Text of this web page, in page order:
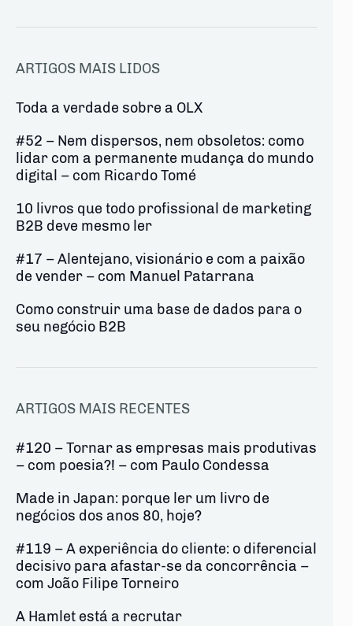
ARTIGOS MAIS LIDOS
Toda a verdade sobre a OLX
#52 – Nem dispersos, nem obsoletos: como
lidar com a permanente mudança do mundo
digital – com Ricardo Tomé
10 livros que todo profissional de marketing
B2B deve mesmo ler
#17 – Alentejano, visionário e com a paixão
de vender – com Manuel Patarrana
Como construir uma base de dados para o
seu negócio B2B
ARTIGOS MAIS RECENTES
#120 – Tornar as empresas mais produtivas
– com poesia?! – com Paulo Condessa
Made in Japan: porque ler um livro de
negócios dos anos 80, hoje?
#119 – A experiência do cliente: o diferencial
decisivo para afastar-se da concorrência –
com João Filipe Torneiro
A Hamlet está a recrutar